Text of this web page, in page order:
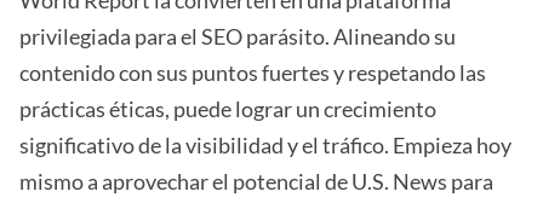
privilegiada para el SEO parásito. Alineando su
contenido con sus puntos fuertes y respetando las
prácticas éticas, puede lograr un crecimiento
significativo de la visibilidad y el tráfico. Empieza hoy
mismo a aprovechar el potencial de U.S. News para